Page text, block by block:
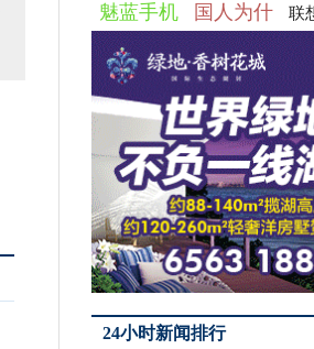
魅蓝手机 国人为什 联
24小时新闻排行